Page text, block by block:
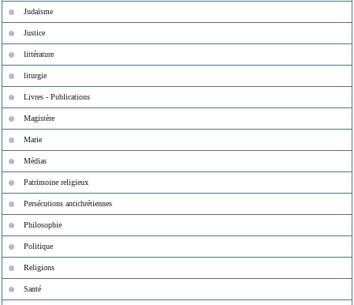
Judaïsme
Justice
littérature
liturgie
Livres - Publications
Magistère
Marie
Médias
Patrimoine religieux
Persécutions antichrétiennes
Philosophie
Politique
Religions
Santé